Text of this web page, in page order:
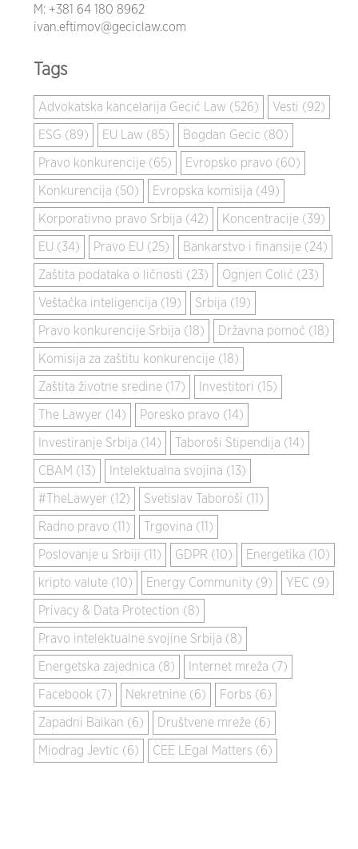
M: +381 64 180 8962
ivan.eftimov@geciclaw.com
Tags
Advokatska kancelarija Gecić Law (526) Vesti (92)
ESG (89) EU Law (85) Bogdan Gecic (80)
Pravo konkurencije (65) Evropsko pravo (60)
Konkurencija (50) Evropska komisija (49)
Korporativno pravo Srbija (42) Koncentracije (39)
EU (34) Pravo EU (25) Bankarstvo i finansije (24)
Zaštita podataka o ličnosti (23) Ognjen Colić (23)
Veštačka inteligencija (19) Srbija (19)
Pravo konkurencije Srbija (18) Državna pomoć (18)
Komisija za zaštitu konkurencije (18)
Zaštita životne sredine (17) Investitori (15)
The Lawyer (14) Poresko pravo (14)
Investiranje Srbija (14) Taboroši Stipendija (14)
CBAM (13) Intelektualna svojina (13)
#TheLawyer (12) Svetislav Taboroši (11)
Radno pravo (11) Trgovina (11)
Poslovanje u Srbiji (11) GDPR (10) Energetika (10)
kripto valute (10) Energy Community (9) YEC (9)
Privacy & Data Protection (8)
Pravo intelektualne svojine Srbija (8)
Energetska zajednica (8) Internet mreža (7)
Facebook (7) Nekretnine (6) Forbs (6)
Zapadni Balkan (6) Društvene mreže (6)
Miodrag Jevtic (6) CEE LEgal Matters (6)